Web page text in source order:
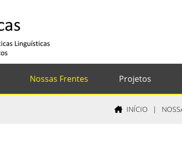
Nossas Frentes Projetos
INÍCIO |